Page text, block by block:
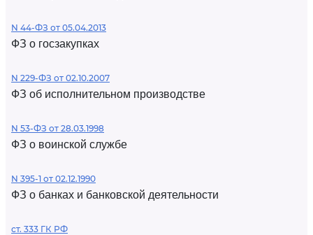
N 44-ФЗ от 05.04.2013
ФЗ о госзакупках
N 229-ФЗ от 02.10.2007
ФЗ об исполнительном производстве
N 53-ФЗ от 28.03.1998
ФЗ о воинской службе
N 395-1 от 02.12.1990
ФЗ о банках и банковской деятельности
ст. 333 ГК РФ